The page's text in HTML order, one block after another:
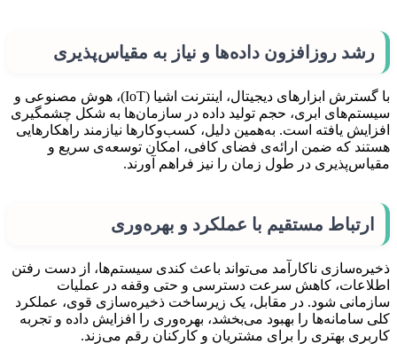
رشد روزافزون داده‌ها و نیاز به مقیاس‌پذیری
با گسترش ابزارهای دیجیتال، اینترنت اشیا (IoT)، هوش مصنوعی و
سیستم‌های ابری، حجم تولید داده در سازمان‌ها به شکل چشمگیری
افزایش یافته است. به‌همین دلیل، کسب‌وکارها نیازمند راهکارهایی
هستند که ضمن ارائه‌ی فضای کافی، امکان توسعه‌ی سریع و
مقیاس‌پذیری در طول زمان را نیز فراهم آورند.
ارتباط مستقیم با عملکرد و بهره‌وری
ذخیره‌سازی ناکارآمد می‌تواند باعث کندی سیستم‌ها، از دست رفتن
اطلاعات، کاهش سرعت دسترسی و حتی وقفه در عملیات
سازمانی شود. در مقابل، یک زیرساخت ذخیره‌سازی قوی، عملکرد
کلی سامانه‌ها را بهبود می‌بخشد، بهره‌وری را افزایش داده و تجربه
کاربری بهتری را برای مشتریان و کارکنان رقم می‌زند.